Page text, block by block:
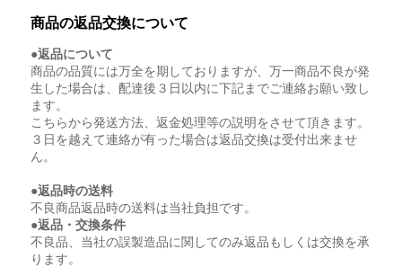
商品の返品交換について
●返品について
商品の品質には万全を期しておりますが、万一商品不良が発
生した場合は、配達後３日以内に下記までご連絡お願い致し
ます。
こちらから発送方法、返金処理等の説明をさせて頂きます。
３日を越えて連絡が有った場合は返品交換は受付出来ませ
ん。
●返品時の送料
不良商品返品時の送料は当社負担です。
●返品・交換条件
不良品、当社の誤製造品に関してのみ返品もしくは交換を承
ります。